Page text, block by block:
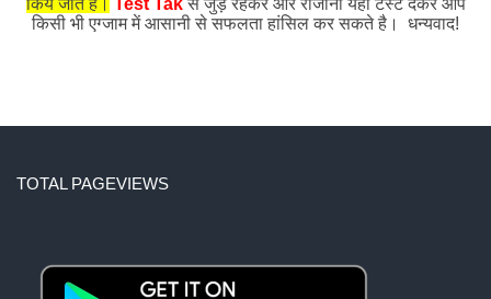
किये जाते हैं। Test Takसे जुड़े रहकर और रोजाना यहाँ टेस्ट देकर आप
किसी भी एग्जाम में आसानी से सफलता हांसिल कर सकते है। धन्यवाद!
TOTAL PAGEVIEWS